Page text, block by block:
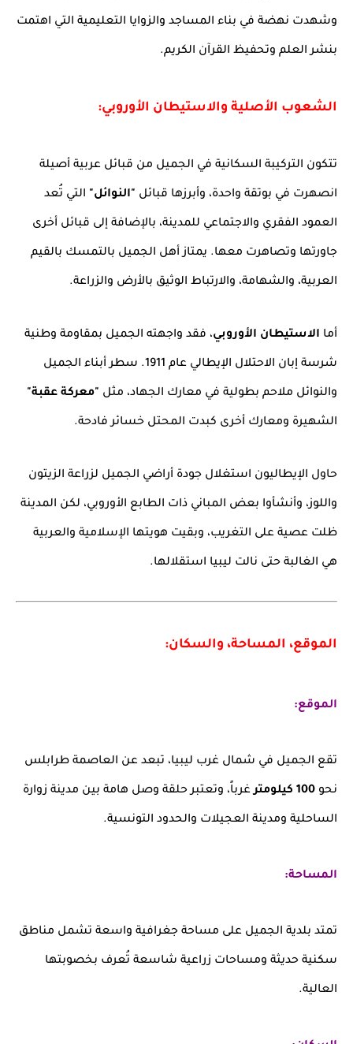
وشهدت نهضة في بناء المساجد والزوايا التعليمية التي اهتمت
بنشر العلم وتحفيظ القرآن الكريم.
الشعوب الأصلية والاستيطان الأوروبي:
تتكون التركيبة السكانية في الجميل من قبائل عربية أصيلة
انصهرت في بوتقة واحدة، وأبرزها قبائل "النوائل" التي تُعد
العمود الفقري والاجتماعي للمدينة، بالإضافة إلى قبائل أخرى
جاورتها وتصاهرت معها. يمتاز أهل الجميل بالتمسك بالقيم
العربية، والشهامة، والارتباط الوثيق بالأرض والزراعة.
أما الاستيطان الأوروبي، فقد واجهته الجميل بمقاومة وطنية
شرسة إبان الاحتلال الإيطالي عام 1911. سطر أبناء الجميل
والنوائل ملاحم بطولية في معارك الجهاد، مثل "معركة عقبة"
الشهيرة ومعارك أخرى كبدت المحتل خسائر فادحة.
حاول الإيطاليون استغلال جودة أراضي الجميل لزراعة الزيتون
واللوز، وأنشأوا بعض المباني ذات الطابع الأوروبي، لكن المدينة
ظلت عصية على التغريب، وبقيت هويتها الإسلامية والعربية
هي الغالبة حتى نالت ليبيا استقلالها.
الموقع، المساحة، والسكان:
الموقع:
تقع الجميل في شمال غرب ليبيا، تبعد عن العاصمة طرابلس
نحو 100 كيلومتر غرباً، وتعتبر حلقة وصل هامة بين مدينة زوارة
الساحلية ومدينة العجيلات والحدود التونسية.
المساحة:
تمتد بلدية الجميل على مساحة جغرافية واسعة تشمل مناطق
سكنية حديثة ومساحات زراعية شاسعة تُعرف بخصوبتها
العالية.